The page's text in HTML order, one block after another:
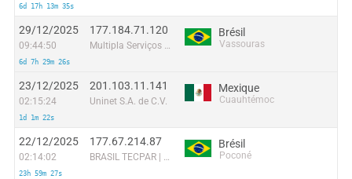
6d 17h 13m 35s
29/12/2025
09:44:50
6d 7h 29m 26s
177.184.71.120
Multipla Serviços Inteligentes
Brésil
Vassouras
23/12/2025
02:15:24
1d 1m 22s
201.103.11.141
Uninet S.A. de C.V.
Mexique
Cuauhtémoc
22/12/2025
02:14:02
23h 59m 27s
177.67.214.87
BRASIL TECPAR | AMIGO | AVATO
Brésil
Poconé